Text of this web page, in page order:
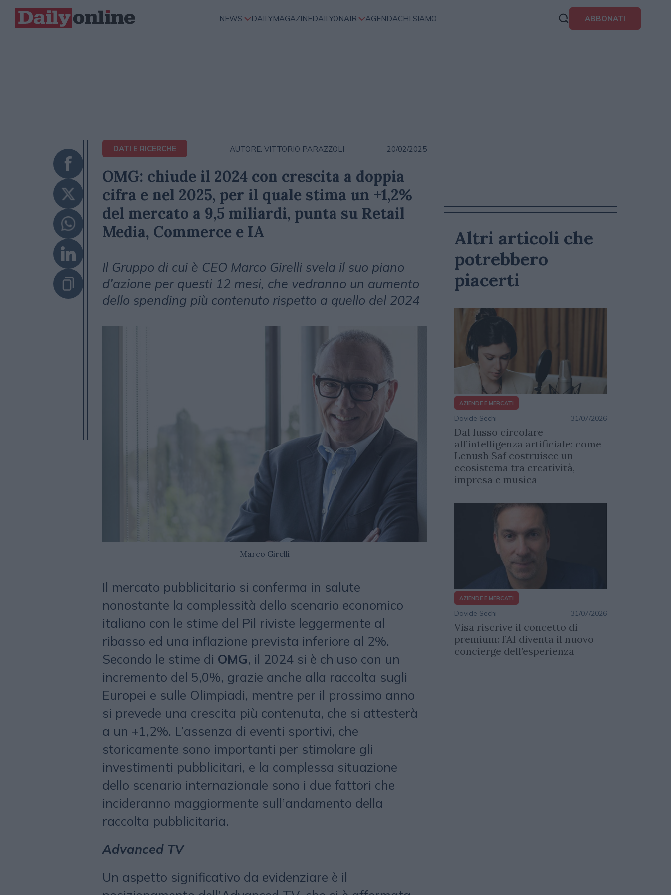
NEWS DAILYMAGAZINEDAILYONAIR AGENDACHI SIAMO ABBONATI
DATI E RICERCHE AUTORE: VITTORIO PARAZZOLI 20/02/2025
OMG: chiude il 2024 con crescita a doppia
cifra e nel 2025, per il quale stima un +1,2%
del mercato a 9,5 miliardi, punta su Retail
Media, Commerce e IA
Il Gruppo di cui è CEO Marco Girelli svela il suo piano
d’azione per questi 12 mesi, che vedranno un aumento
dello spending più contenuto rispetto a quello del 2024
Marco Girelli
Il mercato pubblicitario si conferma in salute
nonostante la complessità dello scenario economico
italiano con le stime del Pil riviste leggermente al
ribasso ed una inflazione prevista inferiore al 2%.
Secondo le stime di OMG, il 2024 si è chiuso con un
incremento del 5,0%, grazie anche alla raccolta sugli
Europei e sulle Olimpiadi, mentre per il prossimo anno
si prevede una crescita più contenuta, che si attesterà
a un +1,2%. L’assenza di eventi sportivi, che
storicamente sono importanti per stimolare gli
investimenti pubblicitari, e la complessa situazione
dello scenario internazionale sono i due fattori che
incideranno maggiormente sull’andamento della
raccolta pubblicitaria.
Advanced TV
Un aspetto significativo da evidenziare è il
Altri articoli che
potrebbero
piacerti
AZIENDE E MERCATI
Davide Sechi 31/07/2026
Dal lusso circolare
all’intelligenza artificiale: come
Lenush Saf costruisce un
ecosistema tra creatività,
impresa e musica
AZIENDE E MERCATI
Davide Sechi 31/07/2026
Visa riscrive il concetto di
premium: l’AI diventa il nuovo
concierge dell’esperienza